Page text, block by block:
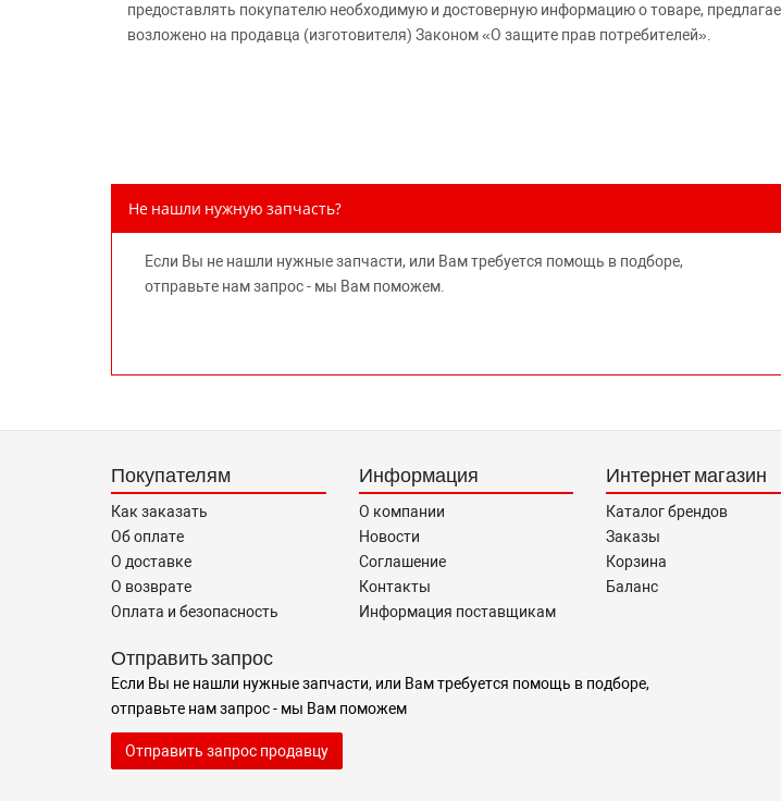
предоставлять покупателю необходимую и достоверную информацию о товаре,
возложено на продавца (изготовителя) Законом «О защите прав потребителей».
Не нашли нужную запчасть?
Если Вы не нашли нужные запчасти, или Вам требуется помощь в подборе,
отправьте нам запрос - мы Вам поможем.
Покупателям
Как заказать
Об оплате
О доставке
О возврате
Оплата и безопасность
Информация
О компании
Новости
Соглашение
Контакты
Информация поставщикам
Интернет магазин
Каталог брендов
Заказы
Корзина
Баланс
Отправить запрос
Если Вы не нашли нужные запчасти, или Вам требуется помощь в подборе,
отправьте нам запрос - мы Вам поможем
Отправить запрос продавцу